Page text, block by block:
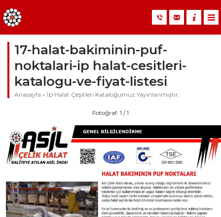
17-halat-bakiminin-puf-
noktalari-ip halat-cesitleri-
katalogu-ve-fiyat-listesi
Anasayfa » İp Halat Çeşitleri Kataloğumuz Yayınlanmıştır.
Fotoğraf: 1 / 1